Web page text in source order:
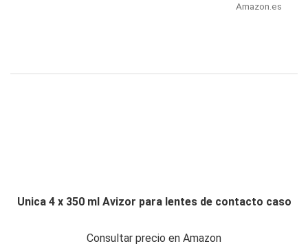
Amazon.es
Unica 4 x 350 ml Avizor para lentes de contacto caso
Consultar precio en Amazon